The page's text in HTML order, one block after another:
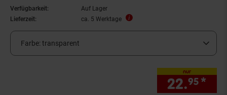
Verfügbarkeit:
Auf Lager
Lieferzeit:
ca. 5 Werktage
Farbe: transparent
nur
22.95 *